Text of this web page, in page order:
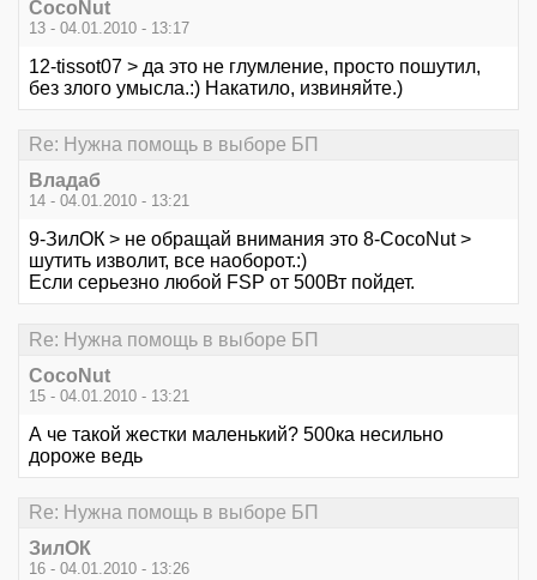
CocoNut
13 - 04.01.2010 - 13:17
12-tissot07 > да это не глумление, просто пошутил,
без злого умысла.:) Накатило, извиняйте.)
Re: Нужна помощь в выборе БП
Владаб
14 - 04.01.2010 - 13:21
9-ЗилОК > не обращай внимания это 8-CocoNut >
шутить изволит, все наоборот.:)
Если серьезно любой FSP от 500Вт пойдет.
Re: Нужна помощь в выборе БП
CocoNut
15 - 04.01.2010 - 13:21
А че такой жестки маленький? 500ка несильно
дороже ведь
Re: Нужна помощь в выборе БП
ЗилОК
16 - 04.01.2010 - 13:26